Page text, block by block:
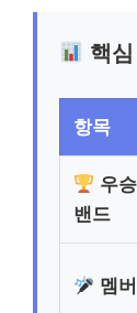
핵심
항목
우승
밴드
멤버